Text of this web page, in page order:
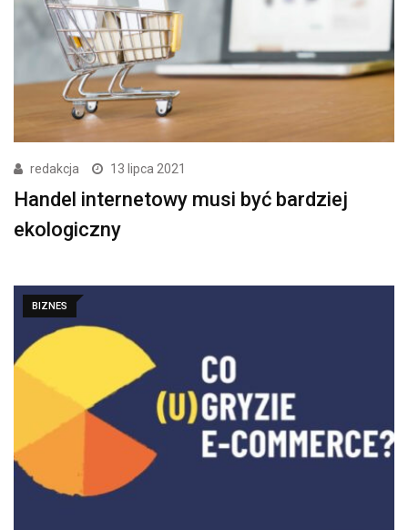
redakcja 13 lipca 2021
Handel internetowy musi być bardziej
ekologiczny
BIZNES